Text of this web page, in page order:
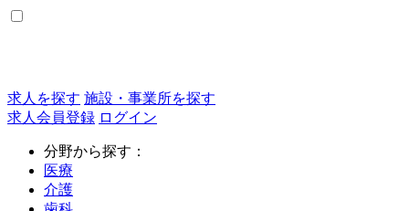
求人を探す 施設・事業所を探す
求人会員登録 ログイン
分野から探す：
医療
介護